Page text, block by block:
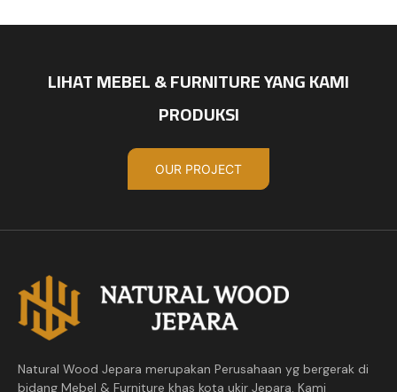
LIHAT MEBEL & FURNITURE YANG KAMI
PRODUKSI
OUR PROJECT
Natural Wood Jepara merupakan Perusahaan yg bergerak di
bidang Mebel & Furniture khas kota ukir Jepara. Kami